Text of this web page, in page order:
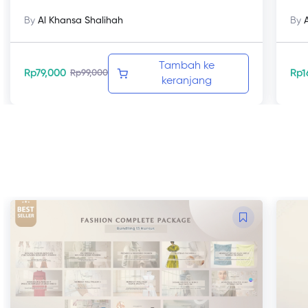
By Al Khansa Shalihah
Rp79,000 Rp99,000
Tambah ke
keranjang
By
Rp